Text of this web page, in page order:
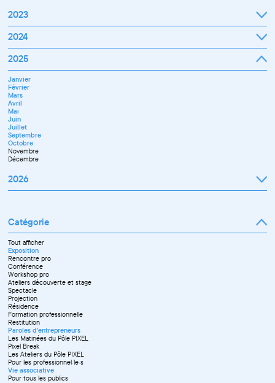
2023
Janvier
Mars
Avril
Juin
Septembre
Octobre
Novembre
Décembre
2024
Janvier
Mars
Avril
Mai
Juin
Juillet
Septembre
Novembre
Décembre
2025
Janvier
Février
Mars
Avril
Mai
Juin
Juillet
Septembre
Octobre
Novembre
Décembre
2026
Avril
Mai
Juin
Septembre
Octobre
Novembre
Catégorie
Tout afficher
Exposition
Rencontre pro
Conférence
Workshop pro
Ateliers découverte et stage
Spectacle
Projection
Résidence
Formation professionnelle
Restitution
Paroles d'entrepreneurs
Les Matinées du Pôle PIXEL
Pixel Break
Les Ateliers du Pôle PIXEL
Pour les professionnel·le·s
Vie associative
Pour tous les publics